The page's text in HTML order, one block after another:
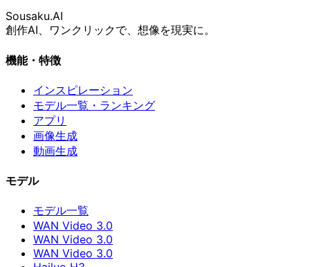
Sousaku.AI
創作AI、ワンクリックで、想像を現実に。
機能・特徴
インスピレーション
モデル一覧・ランキング
アプリ
画像生成
動画生成
モデル
モデル一覧
WAN Video 3.0
WAN Video 3.0
WAN Video 3.0